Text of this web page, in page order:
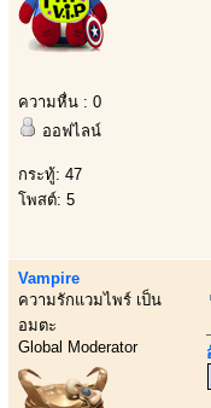
ความหื่น : 0
ออฟไลน์
กระทู้: 47
โพสต์: 5
Vampire
ความรักแวมไพร์ เป็น
อมตะ
Global Moderator